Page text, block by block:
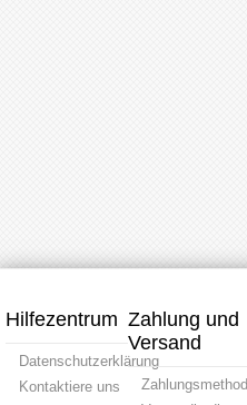
Hilfezentrum
Datenschutzerklärung
Kontaktiere uns
Zahlung und
Versand